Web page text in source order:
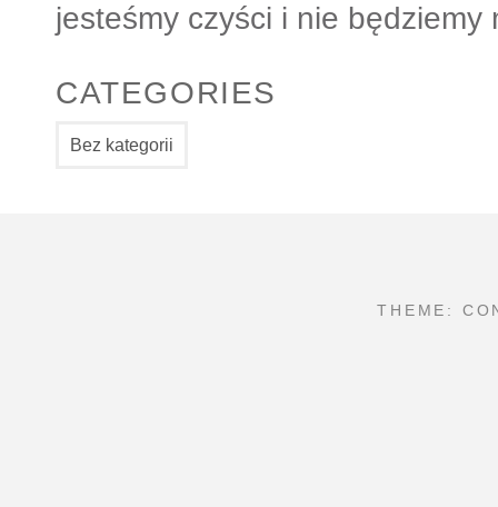
jesteśmy czyści i nie będziemy
CATEGORIES
Bez kategorii
THEME: